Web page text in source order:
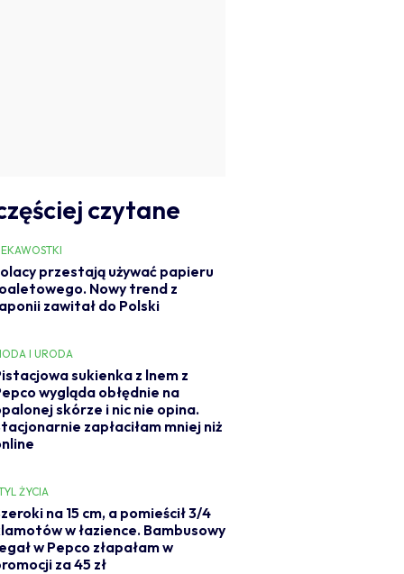
czytane
przestają używać papieru
Nowy trend z
zawitał do Polski
I URODA
sukienka z lnem z
wygląda obłędnie na
skórze i nic nie opina.
zapłaciłam mniej niż
ŻYCIA
na 15 cm, a pomieścił 3/4
w łazience. Bambusowy
w Pepco złapałam w
za 45 zł